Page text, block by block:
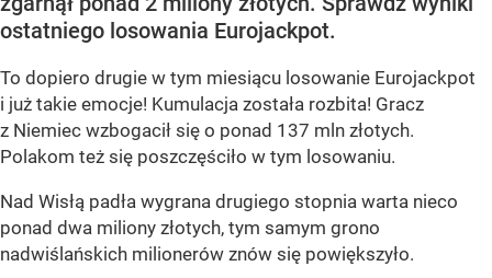
ostatniego losowania Eurojackpot.
To dopiero drugie w tym miesiącu losowanie Eurojackpot
i już takie emocje! Kumulacja została rozbita! Gracz
z Niemiec wzbogacił się o ponad 137 mln złotych.
Polakom też się poszczęściło w tym losowaniu.
Nad Wisłą padła wygrana drugiego stopnia warta nieco
ponad dwa miliony złotych, tym samym grono
nadwiślańskich milionerów znów się powiększyło.